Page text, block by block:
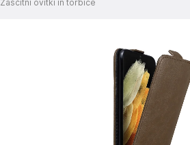
Zaščitni ovitki in torbice